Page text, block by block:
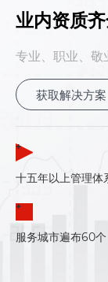
业内资质
专业、职业、敬
获取解决方案
+
十五年以上管理体
+
服务城市遍布60个